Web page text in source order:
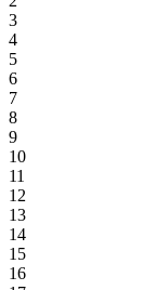
3
4
5
6
7
8
9
10
11
12
13
14
15
16